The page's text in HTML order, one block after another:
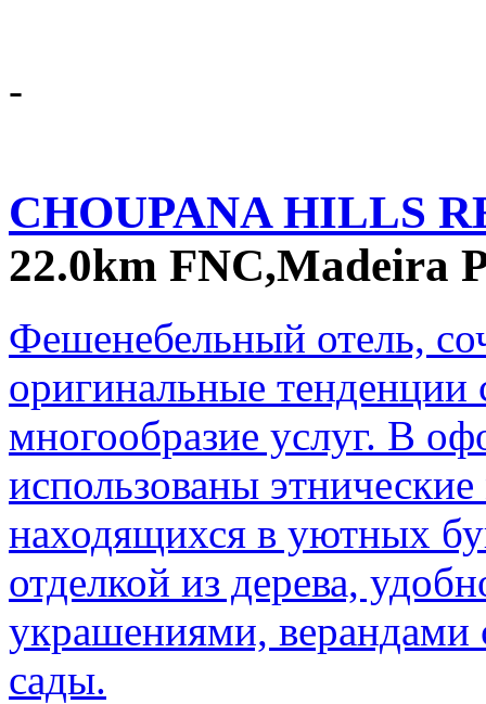
-
CHOUPANA HILLS
22.0km FNC,Madeira
Фешенебельный отель,
оригинальные тенденции
многообразие услуг. В
использованы
находящихся в уютных
отделкой из дерева,
украшениями, верандами
сады.